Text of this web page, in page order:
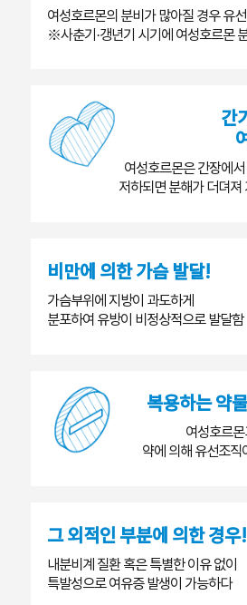
여성호르몬의 분비가 많아질 경우 유
※사춘기·갱년기 시기에 여성호르몬
간
여성호르몬은 간장에서
저하되면 분해가 더뎌져
비만에 의한 가슴 발달!
가슴부위에 지방이 과도하게
분포하여 유방이 비정상적으로 발달함
복용하는 약
여성호르
약에 의해 유선조직
그 외적인 부분에 의한 경우!
내분비계 질환 혹은 특별한 이유 없이
특발성으로 여유증 발생이 가능하다